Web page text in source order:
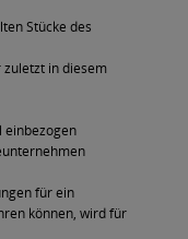
Stücke des
in diesem
einbezogen
für ein
können, wird für